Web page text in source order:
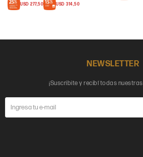
USD 277,50 USD 314,50
NEWSLETTER
¡Suscribite y recibí todas